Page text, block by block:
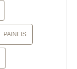
PAINEIS